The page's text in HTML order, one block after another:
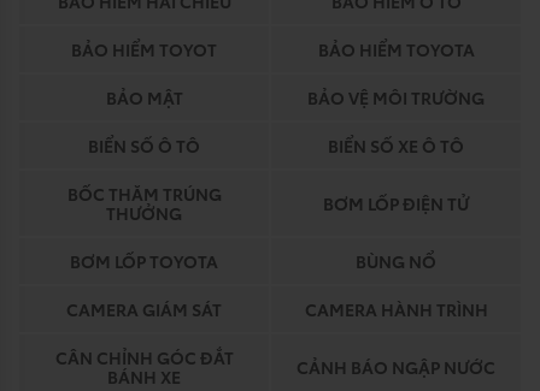
BẢO HIỂM TOYOT
BẢO HIỂM TOYOTA
BẢO MẬT
BẢO VỆ MÔI TRƯỜNG
BIỂN SỐ Ô TÔ
BIỂN SỐ XE Ô TÔ
BỐC THĂM TRÚNG
THƯỞNG
BƠM LỐP ĐIỆN TỬ
BƠM LỐP TOYOTA
BÙNG NỔ
CAMERA GIÁM SÁT
CAMERA HÀNH TRÌNH
CÂN CHỈNH GÓC ĐẮT
BÁNH XE
CẢNH BÁO NGẬP NƯỚC